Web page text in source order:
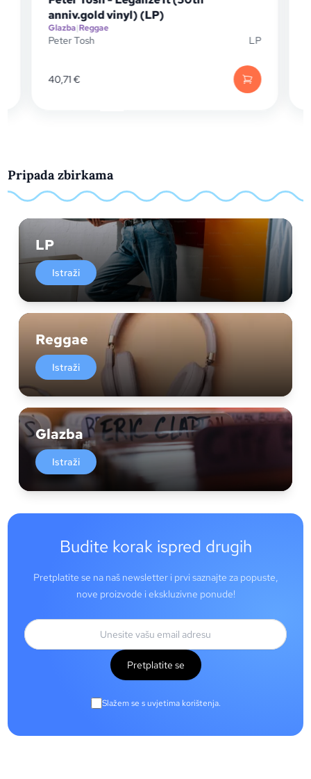
anniv.gold vinyl) (LP)
Glazba|Reggae
Peter Tosh LP
40,71€
Pripada zbirkama
LP
Istraži
Reggae
Istraži
Glazba
Istraži
Budite korak ispred drugih
Pretplatite se na naš newsletter i prvi saznajte za popuste,
nove proizvode i ekskluzivne ponude!
Pretplatite se
Slažem se s uvjetima korištenja.